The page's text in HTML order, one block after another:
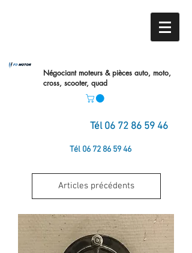
Négociant moteurs & pièces auto, moto,
cross, scooter, quad
Tél 06 72 86 59 46
Tél 06 72 86 59 46
Articles précédents